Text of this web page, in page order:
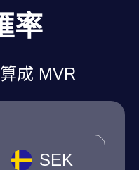
率
成 MVR
SEK